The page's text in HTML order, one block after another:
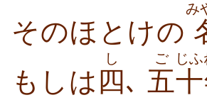
そのほとけの
み
もしは 四
し
､ 五
ご
十
じふ